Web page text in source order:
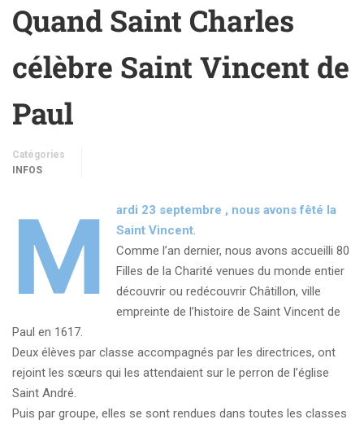
Quand Saint Charles
célèbre Saint Vincent de
Paul
Catégories
INFOS
M
ardi 23 septembre , nous avons fêté la
Saint Vincent.
Comme l’an dernier, nous avons accueilli 80
Filles de la Charité venues du monde entier
découvrir ou redécouvrir Châtillon, ville
empreinte de l’histoire de Saint Vincent de
Paul en 1617.
Deux élèves par classe accompagnés par les directrices, ont
rejoint les sœurs qui les attendaient sur le perron de l’église
Saint André.
Puis par groupe, elles se sont rendues dans toutes les classes